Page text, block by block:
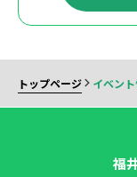
トップページ イベン
福